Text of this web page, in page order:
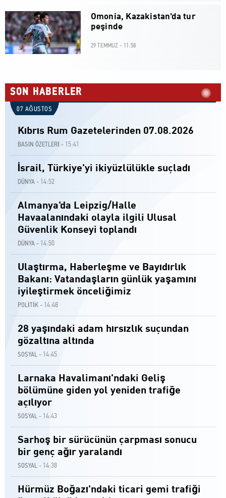
Omonia, Kazakistan'da tur
peşinde
29 TEMMUZ - 11:58
SON HABERLER
07 AĞUSTOS
Kıbrıs Rum Gazetelerinden 07.08.2026
BASIN ÖZETLERİ - 15:41
İsrail, Türkiye'yi ikiyüzlülükle suçladı
DÜNYA - 14:52
Almanya'da Leipzig/Halle
Havaalanındaki olayla ilgili Ulusal
Güvenlik Konseyi toplandı
DÜNYA - 14:50
Ulaştırma, Haberleşme ve Bayıdırlık
Bakanı: Vatandaşların günlük yaşamını
iyileştirmek önceliğimiz
POLİTİK - 14:48
28 yaşındaki adam hırsızlık suçundan
gözaltına altında
SOSYAL - 14:45
Larnaka Havalimanı'ndaki Geliş
bölümüne giden yol yeniden trafiğe
açılıyor
SOSYAL - 14:43
Sarhoş bir sürücünün çarpması sonucu
bir genç ağır yaralandı
SOSYAL - 14:38
Hürmüz Boğazı'ndaki ticari gemi trafiği